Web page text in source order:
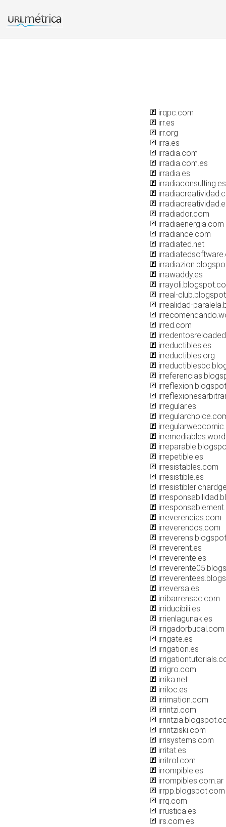
irqpc.com
irr.es
irr.org
irra.es
irradia.com
irradia.com.es
irradia.es
irradiaconsulting.es
irradiador.com
irradiaenergia.com
irradiance.com
irradiated.net
irrawaddy.es
irreal-
irrealidad-
irred.com
irreductibles.es
irreductibles.org
irregular.es
irrepetible.es
irresistables.com
irresistible.es
irreverencias.com
irreverendos.com
irreverent.es
irreverente.es
irreversa.es
irribarrensac.com
irriducibili.es
irrienlagunak.es
irrigadorbucal.com
irrigate.es
irrigation.es
irrigro.com
irrika.net
irriloc.es
irrimation.com
irrintzi.com
irrintziski.com
irrisystems.com
irritat.es
irritrol.com
irrompible.es
irrompibles.com.ar
irrpp.blogspot.com
irrq.com
irrustica.es
irs.com.es